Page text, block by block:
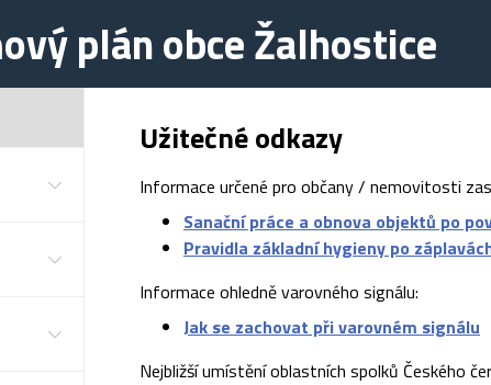
plán obce Žalhostice
Užitečné odkazy
Informace určené pro občany / nemovitosti
Sanační práce a obnova objektů po
Pravidla základní hygieny po
Informace ohledně varovného signálu:
Jak se zachovat při varovném signálu
Nejbližší umístění oblastních spolků Českého